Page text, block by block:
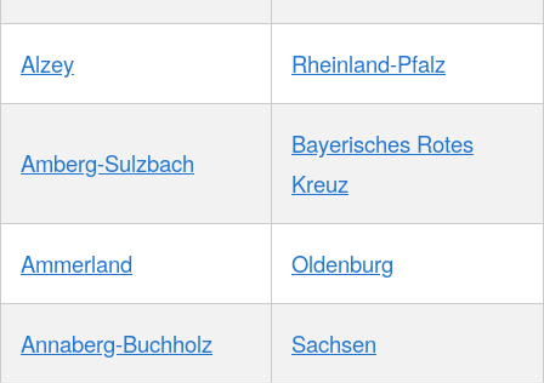
Alzey Rheinland-Pfalz
Amberg-Sulzbach
Bayerisches Rotes
Kreuz
Ammerland Oldenburg
Annaberg-Buchholz Sachsen